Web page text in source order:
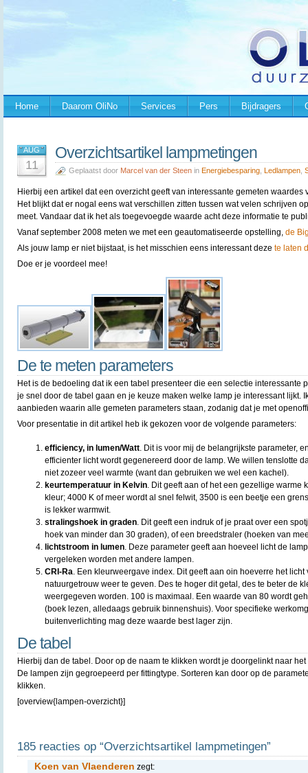
Home Daarom OliNo Services Pers Bijdragers
AUG
11
Overzichtsartikel lampmetingen
Geplaatst door Marcel van der Steen in Energiebesparing Ledlampen
Hierbij een artikel dat een overzicht geeft van interessante gemeten
Het blijkt dat er nogal eens wat verschillen zitten tussen wat velen schrijven
meet. Vandaar dat ik het als toegevoegde waarde acht deze informatie te
Vanaf september 2008 meten we met een geautomatiseerde opstelling, de
Als jouw lamp er niet bijstaat, is het misschien eens interessant deze te laten
Doe er je voordeel mee!
De te meten parameters
Het is de bedoeling dat ik een tabel presenteer die een selectie interessante
je snel door de tabel gaan en je keuze maken welke lamp je interessant lijkt.
aanbieden waarin alle gemeten parameters staan, zodanig dat je met
Voor presentatie in dit artikel heb ik gekozen voor de volgende parameters:
efficiency, in lumen/Watt. Dit is voor mij de belangrijkste parameter,
efficienter licht wordt gegenereerd door de lamp. We willen tenslotte
niet zozeer veel warmte (want dan gebruiken we wel een kachel).
keurtemperatuur in Kelvin. Dit geeft aan of het een gezellige warme
kleur; 4000 K of meer wordt al snel felwit, 3500 is een beetje een
is lekker warmwit.
stralingshoek in graden. Dit geeft een indruk of je praat over een
hoek van minder dan 30 graden), of een breedstraler (hoeken van
lichtstroom in lumen. Deze parameter geeft aan hoeveel licht de
vergeleken worden met andere lampen.
CRI-Ra. Een kleurweergave index. Dit geeft aan oin hoeverre het
natuurgetrouw weer te geven. Des te hoger dit getal, des te beter de
weergegeven worden. 100 is maximaal. Een waarde van 80 wordt
(boek lezen, alledaags gebruik binnenshuis). Voor specifieke
buitenverlichting mag deze waarde best lager zijn.
De tabel
Hierbij dan de tabel. Door op de naam te klikken wordt je doorgelinkt naar
De lampen zijn gegroepeerd per fittingtype. Sorteren kan door op de
klikken.
[overview{lampen-overzicht}]
185 reacties op “Overzichtsartikel lampmetingen”
Koen van Vlaenderen zegt: